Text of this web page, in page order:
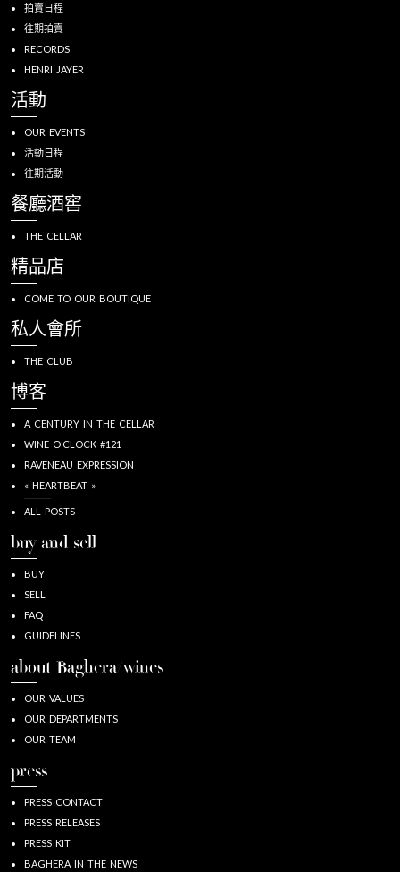
拍賣日程
往期拍賣
RECORDS
HENRI JAYER
活動
OUR EVENTS
活動日程
往期活動
餐廳酒窖
THE CELLAR
精品店
COME TO OUR BOUTIQUE
私人會所
THE CLUB
博客
A CENTURY IN THE CELLAR
WINE O’CLOCK #121
RAVENEAU EXPRESSION
« HEARTBEAT »
ALL POSTS
buy and sell
BUY
SELL
FAQ
GUIDELINES
about Baghera/wines
OUR VALUES
OUR DEPARTMENTS
OUR TEAM
press
PRESS CONTACT
PRESS RELEASES
PRESS KIT
BAGHERA IN THE NEWS